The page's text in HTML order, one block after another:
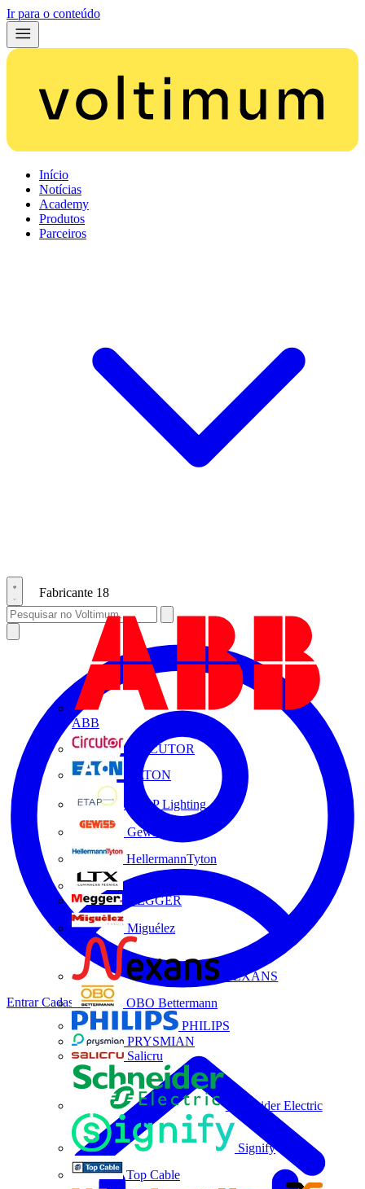
Ir para o conteúdo
Início
Notícias
Academy
Produtos
Parceiros
Fabricante 18
ABB
CIRCUTOR
EATON
ETAP Lighting
Gewiss
HellermannTyton
MEGGER
Miguélez
NEXANS
OBO Bettermann
PHILIPS
PRYSMIAN
Salicru
Schneider Electric
Signify
Top Cable
EntrarCadastrar